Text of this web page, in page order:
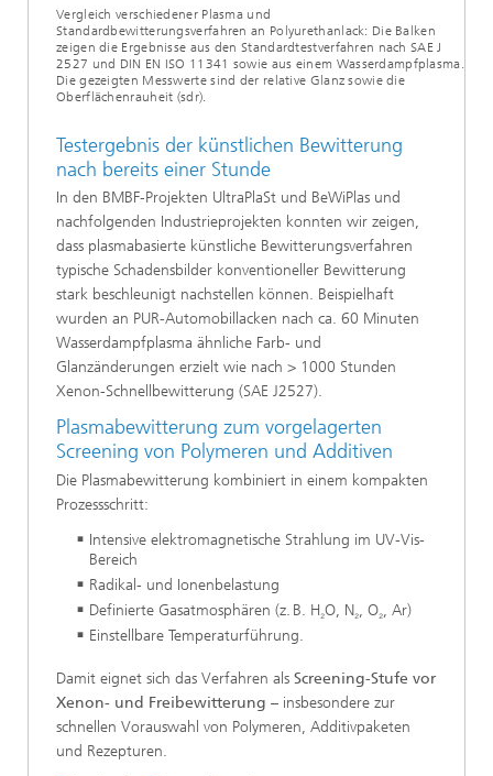
Vergleich verschiedener Plasma­ und
Standardbewitterungsverfahren an Polyure­thanlack: Die Balken
zeigen die Ergeb­nisse aus den Standardtestverfahren nach SAE J
2527 und DIN EN ISO 11341 sowie aus einem Wasserdampfplasma.
Die gezeigten Messwerte sind der relative Glanz sowie die
Oberflächenrauheit (sdr).
Testergebnis der künstlichen Bewitterung
nach bereits einer Stunde
In den BMBF‑Projekten UltraPlaSt und BeWiPlas und
nachfolgenden Industrieprojekten konnten wir zeigen,
dass plasmabasierte künstliche Bewitterungsverfahren
typische Schadensbilder konventioneller Bewitterung
stark beschleunigt nachstellen können. Beispielhaft
wurden an PUR-Automobillacken nach ca. 60 Minuten
Wasserdampfplasma ähnliche Farb- und
Glanzänderungen erzielt wie nach > 1000 Stunden
Xenon-Schnellbewitterung (SAE J2527).
Plasmabewitterung zum vorgelagerten
Screening von Polymeren und Additiven
Die Plasmabewitterung kombiniert in einem kompakten
Prozessschritt:
Intensive elektromagnetische Strahlung im UV-Vis-
Bereich
Radikal- und Ionenbelastung
Definierte Gasatmosphären (z. B. H₂O, N₂, O₂, Ar)
Einstellbare Temperaturführung.
Damit eignet sich das Verfahren als Screening-Stufe vor
Xenon- und Freibewitterung – insbesondere zur
schnellen Vorauswahl von Polymeren, Additivpaketen
und Rezepturen.